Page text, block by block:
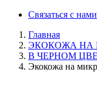
Связаться с нами
Главная
ЭКОКОЖА НА
В ЧЕРНОМ
Экокожа на